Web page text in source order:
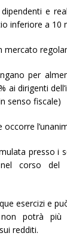
e
inferiore a 10
mercato
per
ai dirigenti
senso fiscale)
occorre
presso i
corso del
esercizi e
potrà più
redditi.